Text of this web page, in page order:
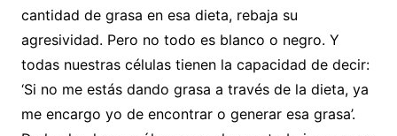
cantidad de grasa en esa dieta, rebaja su
agresividad. Pero no todo es blanco o negro. Y
todas nuestras células tienen la capacidad de decir:
‘Si no me estás dando grasa a través de la dieta, ya
me encargo yo de encontrar o generar esa grasa’.